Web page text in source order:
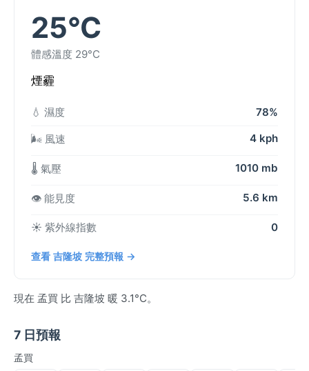
25°C
體感溫度 29°C
煙霾
💧 濕度 78%
🌬️ 風速 4 kph
🌡️ 氣壓 1010 mb
👁️ 能見度 5.6 km
☀️ 紫外線指數 0
查看 吉隆坡 完整預報 →
現在 孟買 比 吉隆坡 暖 3.1°C。
7 日預報
孟買